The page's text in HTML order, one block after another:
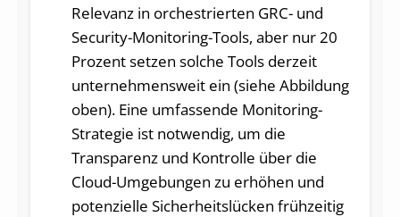
Relevanz in orchestrierten GRC- und
Security-Monitoring-Tools, aber nur 20
Prozent setzen solche Tools derzeit
unternehmensweit ein (siehe Abbildung
oben). Eine umfassende Monitoring-
Strategie ist notwendig, um die
Transparenz und Kontrolle über die
Cloud-Umgebungen zu erhöhen und
potenzielle Sicherheitslücken frühzeitig